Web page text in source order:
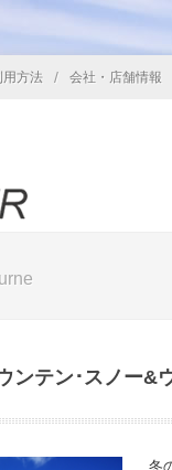
用方法 / 会社・店舗情報
ンテン･スノー&
冬